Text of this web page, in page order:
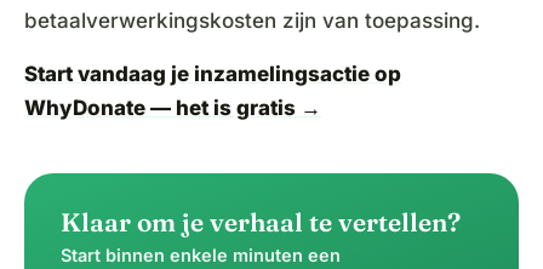
betaalverwerkingskosten zijn van toepassing.
Start vandaag je inzamelingsactie op
WhyDonate — het is gratis →
Klaar om je verhaal te vertellen?
Start binnen enkele minuten een